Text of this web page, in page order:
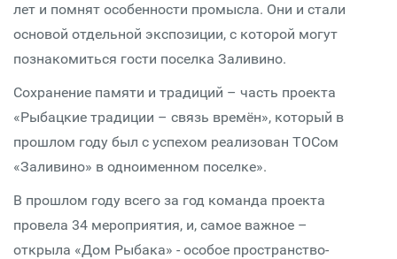
лет и помнят особенности промысла. Они и стали
основой отдельной экспозиции, с которой могут
познакомиться гости поселка Заливино.
Сохранение памяти и традиций – часть проекта
«Рыбацкие традиции – связь времён», который в
прошлом году был с успехом реализован ТОСом
«Заливино» в одноименном поселке».
В прошлом году всего за год команда проекта
провела 34 мероприятия, и, самое важное –
открыла «Дом Рыбака» - особое пространство-